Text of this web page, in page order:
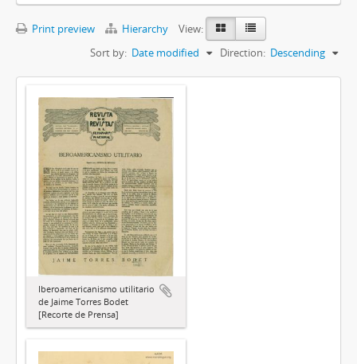
Print preview Hierarchy
View:
Sort by: Date modified Direction: Descending
Iberoamericanismo utilitario
de Jaime Torres Bodet
[Recorte de Prensa]